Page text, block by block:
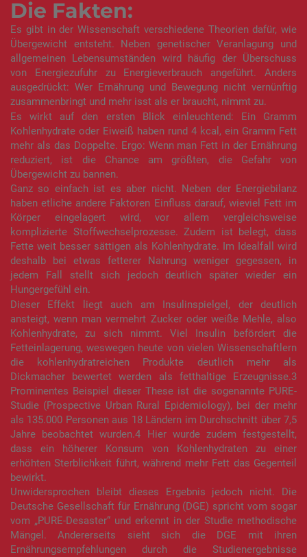
Die Fakten:
Es gibt in der Wissenschaft verschiedene Theorien dafür, wie
Übergewicht entsteht. Neben genetischer Veranlagung und
allgemeinen Lebensumständen wird häufig der Überschuss
von Energiezufuhr zu Energieverbrauch angeführt. Anders
ausgedrückt: Wer Ernährung und Bewegung nicht vernünftig
zusammenbringt und mehr isst als er braucht, nimmt zu.
Es wirkt auf den ersten Blick einleuchtend: Ein Gramm
Kohlenhydrate oder Eiweiß haben rund 4 kcal, ein Gramm Fett
mehr als das Doppelte. Ergo: Wenn man Fett in der Ernährung
reduziert, ist die Chance am größten, die Gefahr von
Übergewicht zu bannen.
Ganz so einfach ist es aber nicht. Neben der Energiebilanz
haben etliche andere Faktoren Einfluss darauf, wieviel Fett im
Körper eingelagert wird, vor allem vergleichsweise
komplizierte Stoffwechselprozesse. Zudem ist belegt, dass
Fette weit besser sättigen als Kohlenhydrate. Im Idealfall wird
deshalb bei etwas fetterer Nahrung weniger gegessen, in
jedem Fall stellt sich jedoch deutlich später wieder ein
Hungergefühl ein.
Dieser Effekt liegt auch am Insulinspielgel, der deutlich
ansteigt, wenn man vermehrt Zucker oder weiße Mehle, also
Kohlenhydrate, zu sich nimmt. Viel Insulin befördert die
Fetteinlagerung, weswegen heute von vielen Wissenschaftlern
die kohlenhydratreichen Produkte deutlich mehr als
Dickmacher bewertet werden als fetthaltige Erzeugnisse.3
Prominentes Beispiel dieser These ist die sogenannte PURE-
Studie (Prospective Urban Rural Epidemiology), bei der mehr
als 135.000 Personen aus 18 Ländern im Durchschnitt über 7,5
Jahre beobachtet wurden.4 Hier wurde zudem festgestellt,
dass ein höherer Konsum von Kohlenhydraten zu einer
erhöhten Sterblichkeit führt, während mehr Fett das Gegenteil
bewirkt.
Unwidersprochen bleibt dieses Ergebnis jedoch nicht. Die
Deutsche Gesellschaft für Ernährung (DGE) spricht vom sogar
vom „PURE-Desaster“ und erkennt in der Studie methodische
Mängel. Andererseits sieht sich die DGE mit ihren
Ernährungsempfehlungen durch die Studienergebnisse